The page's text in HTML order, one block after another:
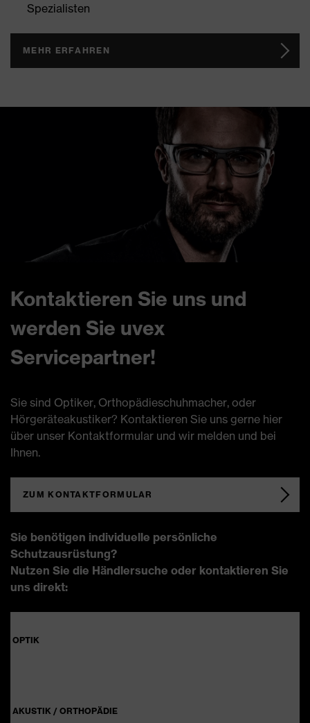
Spezialisten
MEHR ERFAHREN
Kontaktieren Sie uns und
werden Sie uvex
Servicepartner!
Sie sind Optiker, Orthopädieschuhmacher, oder
Hörgeräteakustiker? Kontaktieren Sie uns gerne hier
über unser Kontaktformular und wir melden und bei
Ihnen.
ZUM KONTAKTFORMULAR
Sie benötigen individuelle persönliche
Schutzausrüstung?
Nutzen Sie die Händlersuche oder kontaktieren Sie
uns direkt:
OPTIK
AKUSTIK / ORTHOPÄDIE